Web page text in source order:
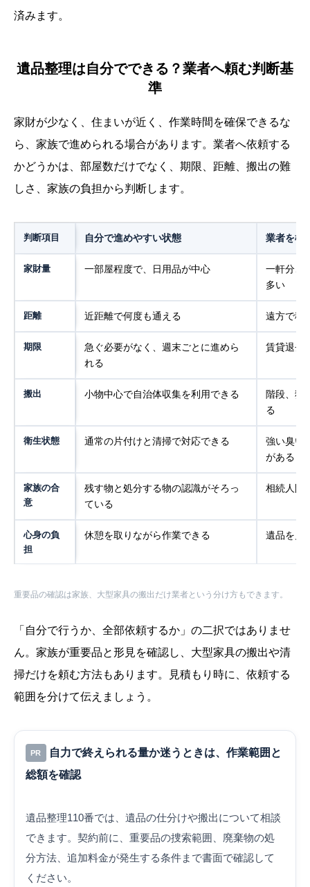
済みます。
遺品整理は自分でできる？業者へ頼む判断基
準
家財が少なく、住まいが近く、作業時間を確保できるな
ら、家族で進められる場合があります。業者へ依頼する
かどうかは、部屋数だけでなく、期限、距離、搬出の難
しさ、家族の負担から判断します。
判断項目 自分で進めやすい状態 業者を検
家財量 一部屋程度で、日用品が中心
一軒分、
多い
距離 近距離で何度も通える 遠方で移
期限
急ぐ必要がなく、週末ごとに進めら
れる
賃貸退去
搬出 小物中心で自治体収集を利用できる
階段、狭
る
衛生状態 通常の片付けと清掃で対応できる
強い臭い
がある
家族の合
意
残す物と処分する物の認識がそろっ
ている
相続人間
心身の負
担
休憩を取りながら作業できる 遺品を見
重要品の確認は家族、大型家具の搬出だけ業者という分け方もできます。
「自分で行うか、全部依頼するか」の二択ではありませ
ん。家族が重要品と形見を確認し、大型家具の搬出や清
掃だけを頼む方法もあります。見積もり時に、依頼する
範囲を分けて伝えましょう。
PR
自力で終えられる量か迷うときは、作業範囲と
総額を確認
遺品整理110番では、遺品の仕分けや搬出について相談
できます。契約前に、重要品の捜索範囲、廃棄物の処
分方法、追加料金が発生する条件まで書面で確認して
ください。